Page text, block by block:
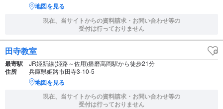
地図を見る
現在、当サイトからの資料請求・お問い合わせ等の
受付は行っておりません
田寺教室
最寄駅 JR姫新線(姫路～佐用)播磨高岡駅から徒歩21分
住所 兵庫県姫路市田寺3-10-5
地図を見る
現在、当サイトからの資料請求・お問い合わせ等の
受付は行っておりません